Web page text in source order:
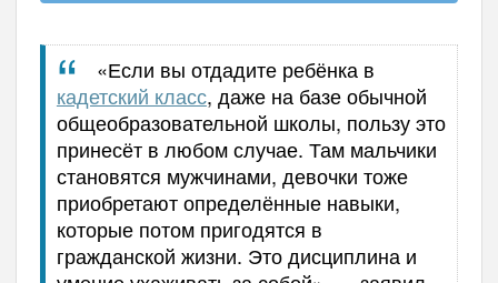
«Если вы отдадите ребёнка в
кадетский класс, даже на базе обычной
общеобразовательной школы, пользу это
принесёт в любом случае. Там мальчики
становятся мужчинами, девочки тоже
приобретают определённые навыки,
которые потом пригодятся в
гражданской жизни. Это дисциплина и